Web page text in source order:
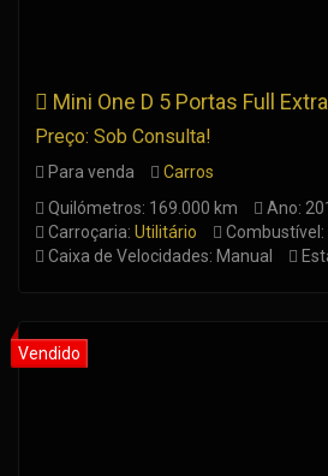
Mini One D 5 Portas Full
Preço: Sob Consulta!
Para venda
Carros
Quilómetros: 169.000 km
Ano:
Carroçaria: Utilitário
Combustível:
Caixa de Velocidades: Manual